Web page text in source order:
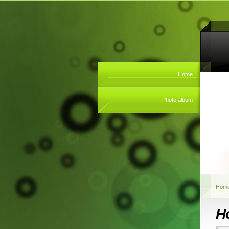
Home
Photo album